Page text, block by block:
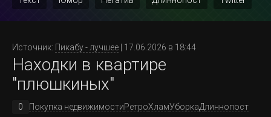
Повтор
Источник: Пикабу - лучшее | 17.06.2026 в 18:44
Находки в квартире
"плюшкиных"
0 Покупка недвижимостиРетроХламУборкаДлиннопост